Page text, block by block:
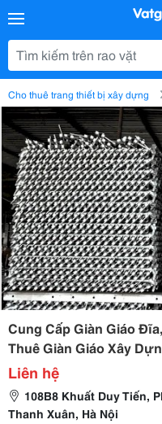
Cho thuê trang thiết bị xây dựng
Cung Cấp Giàn Giáo
Thuê Giàn Giáo Xây
Liên hệ
108B8 Khuất Duy Tiến,
Thanh Xuân, Hà Nội